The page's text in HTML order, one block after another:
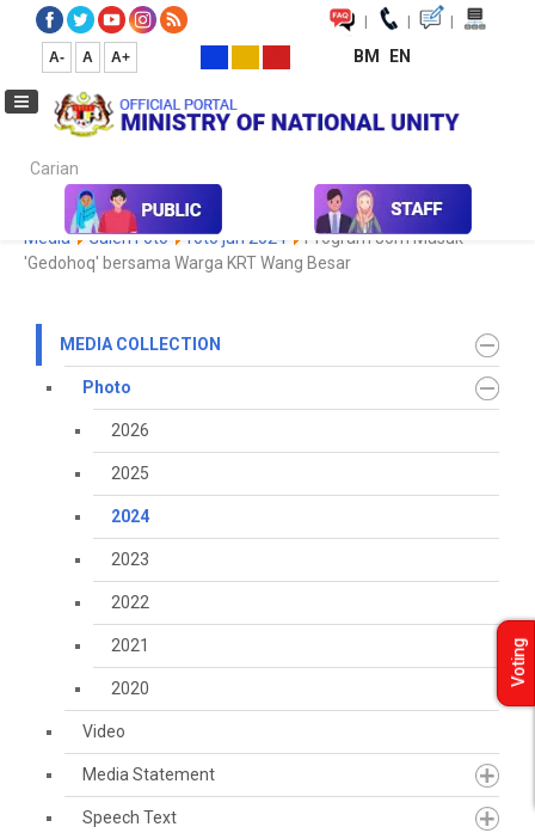
| | |
A- A A+ BM EN
Carian...
Media Media Collection Photo 2024
Koleksi
Media
Galeri Foto foto jun 2024
Program Jom Masuk
'Gedohoq' bersama Warga KRT Wang Besar
MEDIA COLLECTION
Photo
2026
2025
2024
2023
2022
2021
2020
Video
Media Statement
Speech Text
Voting